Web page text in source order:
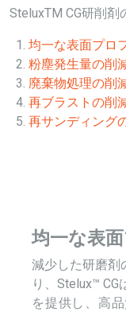
SteluxTM CG研削剤
均一な表面プロ
粉塵発生量の削
廃棄物処理の削
再ブラストの削
再サンディング
均一な表
減少した研磨剤
り、Stelux™
を提供し、高